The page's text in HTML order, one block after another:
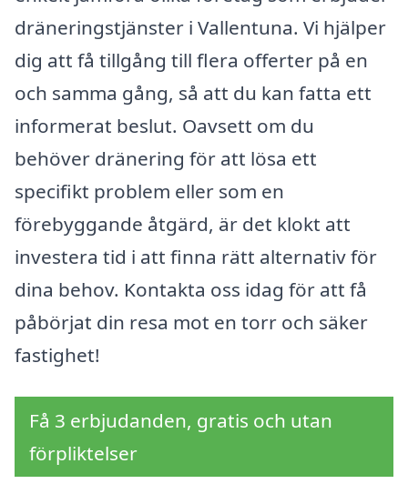
dräneringstjänster i Vallentuna. Vi hjälper
dig att få tillgång till flera offerter på en
och samma gång, så att du kan fatta ett
informerat beslut. Oavsett om du
behöver dränering för att lösa ett
specifikt problem eller som en
förebyggande åtgärd, är det klokt att
investera tid i att finna rätt alternativ för
dina behov. Kontakta oss idag för att få
påbörjat din resa mot en torr och säker
fastighet!
Få 3 erbjudanden, gratis och utan
förpliktelser